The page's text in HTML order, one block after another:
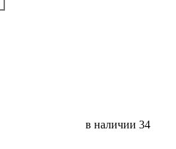
в наличии 34